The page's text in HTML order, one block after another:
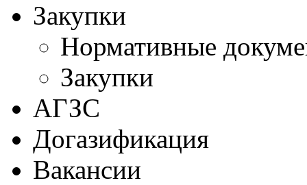
Закупки
Нормативные
Закупки
АГЗС
Догазификация
Вакансии